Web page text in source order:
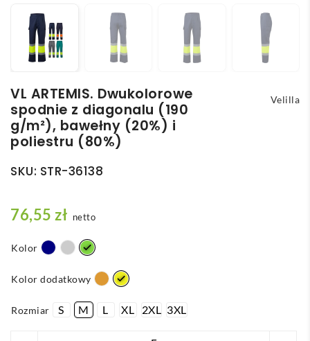
VL ARTEMIS. Dwukolorowe
spodnie z diagonalu (190
g/m²), bawełny (20%) i
poliestru (80%)
Velilla
SKU: STR-36138
76,55 zł netto
Kolor
Kolor dodatkowy
Rozmiar S M L XL 2XL 3XL